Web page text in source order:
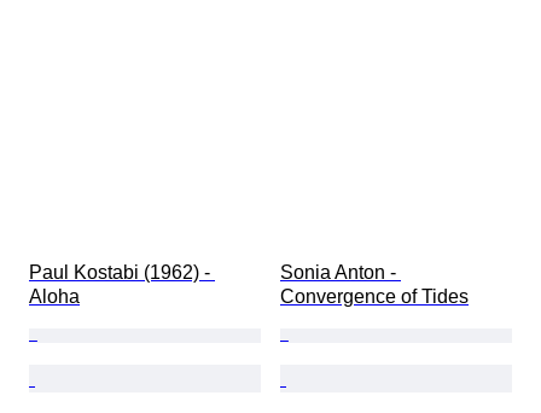
Paul Kostabi (1962) -
Aloha
Sonia Anton -
Convergence of Tides